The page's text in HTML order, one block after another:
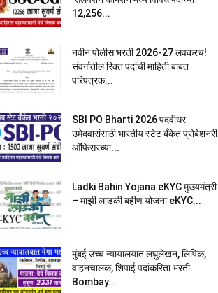
12,256...
नवीन पोलीस भरती 2026-27 लवकरच!
संवर्गातील रिक्त पदांची माहिती बाबत
परिपत्रक...
SBI PO Bharti 2026 पदवीधर
उमेदवारांसाठी भारतीय स्टेट बँकेत प्रोबेशनरी
आ‍ॅफिसरच्या...
Ladki Bahin Yojana eKYC मुख्यमंत्री
– माझी लाडकी बहीण योजना eKYC...
मुंबई उच्च न्यायालयात लघुलेखन, लिपिक,
वाहनचालक, शिपाई पदांकरिता भरती
Bombay...